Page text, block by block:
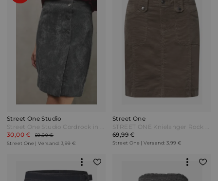
Street One Studio
Street One Studio Cordrock in Wickeloptik - shore grey Grau
30,00 €
59,99 €
Street One | Versand: 3,99 €
Street One
STREET ONE Knielanger Rock aus Cord mit Taschen - velvet mocha Beige
69,99 €
Street One | Versand: 3,99 €